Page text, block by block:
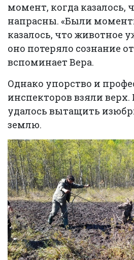
момент, когда казалось,
напрасны. «Были
казалось, что животное
оно потеряло сознание
вспоминает Вера.
Однако упорство и
инспекторов взяли
удалось вытащить
землю.